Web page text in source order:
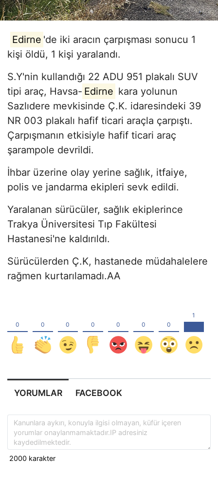
Edirne 'de iki aracın çarpışması sonucu 1
kişi öldü, 1 kişi yaralandı.
S.Y'nin kullandığı 22 ADU 951 plakalı SUV
tipi araç, Havsa- Edirne kara yolunun
Sazlıdere mevkisinde Ç.K. idaresindeki 39
NR 003 plakalı hafif ticari araçla çarpıştı.
Çarpışmanın etkisiyle hafif ticari araç
şarampole devrildi.
İhbar üzerine olay yerine sağlık, itfaiye,
polis ve jandarma ekipleri sevk edildi.
Yaralanan sürücüler, sağlık ekiplerince
Trakya Üniversitesi Tıp Fakültesi
Hastanesi'ne kaldırıldı.
Sürücülerden Ç.K, hastanede müdahalelere
rağmen kurtarılamadı.AA
YORUMLAR FACEBOOK